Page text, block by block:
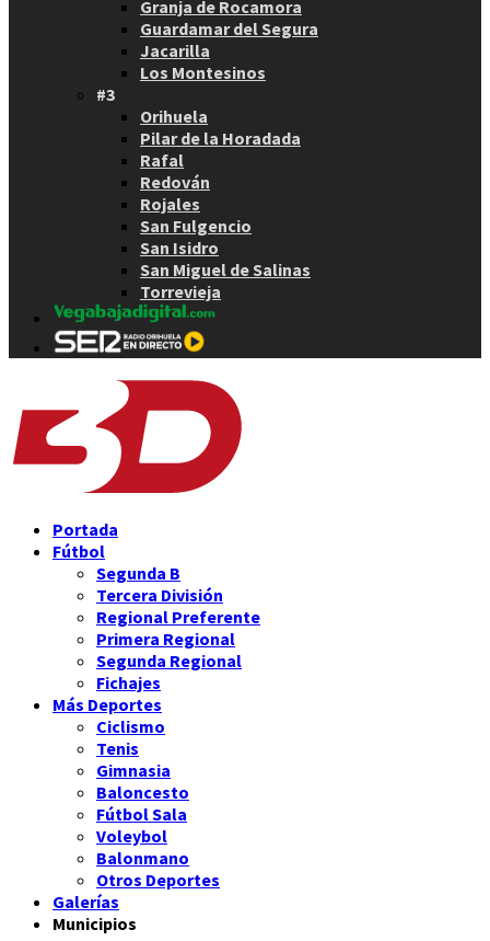
Granja de Rocamora
Guardamar del Segura
Jacarilla
Los Montesinos
#3
Orihuela
Pilar de la Horadada
Rafal
Redován
Rojales
San Fulgencio
San Isidro
San Miguel de Salinas
Torrevieja
Portada
Fútbol
Segunda B
Tercera División
Regional Preferente
Primera Regional
Segunda Regional
Fichajes
Más Deportes
Ciclismo
Tenis
Gimnasia
Baloncesto
Fútbol Sala
Voleybol
Balonmano
Otros Deportes
Galerías
Municipios